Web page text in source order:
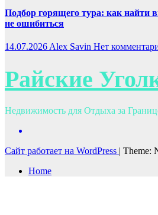
Подбор горящего тура: как найти
не ошибиться
14.07.2026 Alex Savin Нет
Райские
Недвижимость для Отдыха за
Сайт работает на WordPress | Theme:
Home